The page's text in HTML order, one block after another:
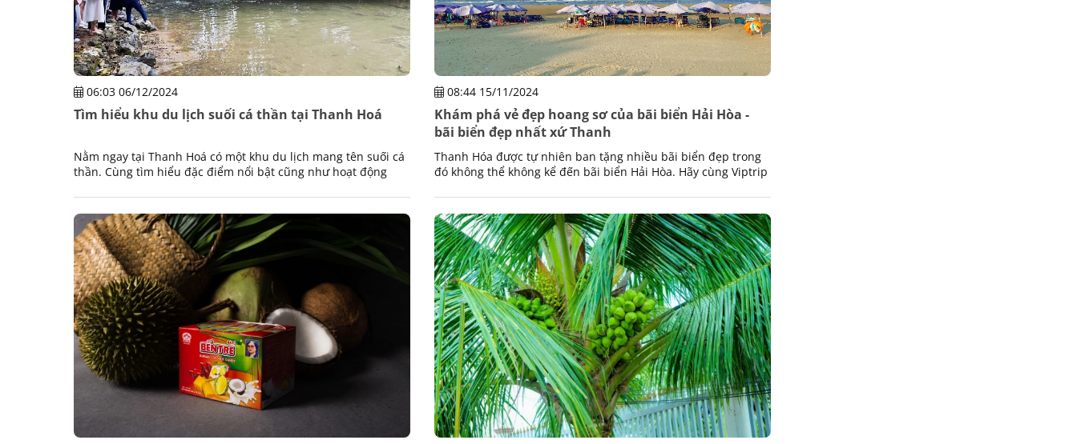
06:03 06/12/2024
Tìm hiểu khu du lịch suối cá thần tại Thanh Hoá
Nằm ngay tại Thanh Hoá có một khu du lịch mang tên suối cá
thần. Cùng tìm hiểu đặc điểm nổi bật cũng như hoạt động
08:44 15/11/2024
Khám phá vẻ đẹp hoang sơ của bãi biển Hải Hòa -
bãi biển đẹp nhất xứ Thanh
Thanh Hóa được tự nhiên ban tặng nhiều bãi biển đẹp trong
đó không thể không kể đến bãi biển Hải Hòa. Hãy cùng Viptrip